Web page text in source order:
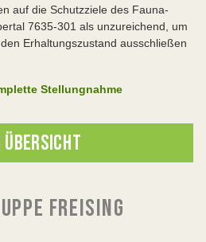
auf die Schutzziele des Fauna-
7635-301 als unzureichend, um
Erhaltungszustand ausschließen
Stellungnahme
ÜBERSICHT
FREISING